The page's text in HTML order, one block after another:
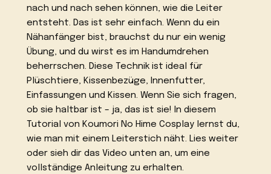
nach und nach sehen können, wie die Leiter
entsteht. Das ist sehr einfach. Wenn du ein
Nähanfänger bist, brauchst du nur ein wenig
Übung, und du wirst es im Handumdrehen
beherrschen. Diese Technik ist ideal für
Plüschtiere, Kissenbezüge, Innenfutter,
Einfassungen und Kissen. Wenn Sie sich fragen,
ob sie haltbar ist – ja, das ist sie! In diesem
Tutorial von Koumori No Hime Cosplay lernst du,
wie man mit einem Leiterstich näht. Lies weiter
oder sieh dir das Video unten an, um eine
vollständige Anleitung zu erhalten.